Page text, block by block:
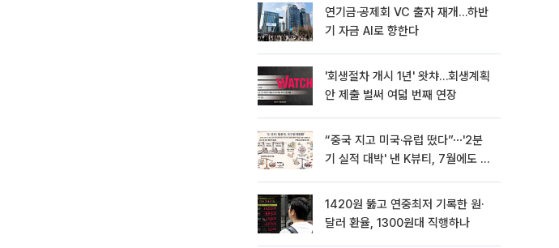
연기금·공제회 VC 출자 재개…하반
기 자금 AI로 향한다
'회생절차 개시 1년' 왓챠…회생계획
안 제출 벌써 여덟 번째 연장
“중국 지고 미국·유럽 떴다”⋯'2분
기 실적 대박' 낸 K뷰티, 7월에도 질
1420원 뚫고 연중최저 기록한 원·
달러 환율, 1300원대 직행하나